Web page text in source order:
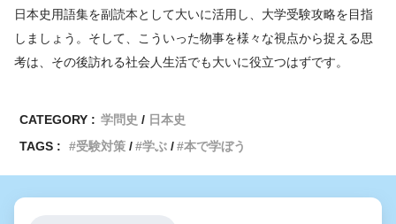
日本史用語集を副読本として大いに活用し、大学受験攻略を目指
しましょう。そして、こういった物事を様々な視点から捉える思
考は、その後訪れる社会人生活でも大いに役立つはずです。
CATEGORY : 学問史
日本史
TAGS :
受験対策 学ぶ 本で学ぼう